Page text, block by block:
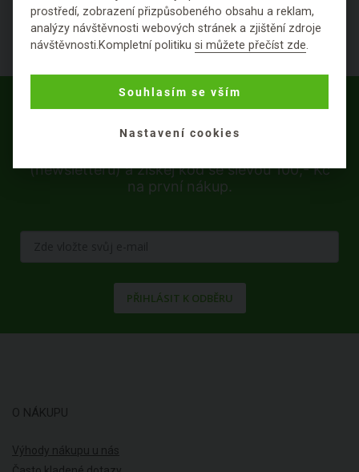
Staň se součástí BiOOO generace a odebírej
(newsletteru) a získej kód se slevou 100,- Kč
na první nákup.
PŘIHLÁSIT K ODBĚRU
O NÁKUPU
Výhody nákupu u nás
prostředí, zobrazení přizpůsobeného obsahu a reklam,
analýzy návštěvnosti webových stránek a zjištění zdroje
návštěvnosti.Kompletní politikusi můžete přečíst zde.
Souhlasím se vším
Nastavení cookies